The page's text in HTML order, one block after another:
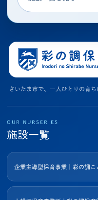
さいたま市で、一人ひとりの育
OUR NURSERIES
施設一覧
企業主導型保育事業｜彩の調こ